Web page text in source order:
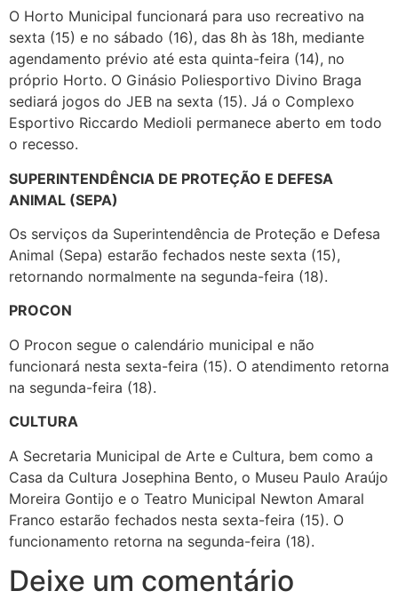
O Horto Municipal funcionará para uso recreativo na
sexta (15) e no sábado (16), das 8h às 18h, mediante
agendamento prévio até esta quinta-feira (14), no
próprio Horto. O Ginásio Poliesportivo Divino Braga
sediará jogos do JEB na sexta (15). Já o Complexo
Esportivo Riccardo Medioli permanece aberto em todo
o recesso.
SUPERINTENDÊNCIA DE PROTEÇÃO E DEFESA
ANIMAL (SEPA)
Os serviços da Superintendência de Proteção e Defesa
Animal (Sepa) estarão fechados neste sexta (15),
retornando normalmente na segunda-feira (18).
PROCON
O Procon segue o calendário municipal e não
funcionará nesta sexta-feira (15). O atendimento retorna
na segunda-feira (18).
CULTURA
A Secretaria Municipal de Arte e Cultura, bem como a
Casa da Cultura Josephina Bento, o Museu Paulo Araújo
Moreira Gontijo e o Teatro Municipal Newton Amaral
Franco estarão fechados nesta sexta-feira (15). O
funcionamento retorna na segunda-feira (18).
Deixe um comentário